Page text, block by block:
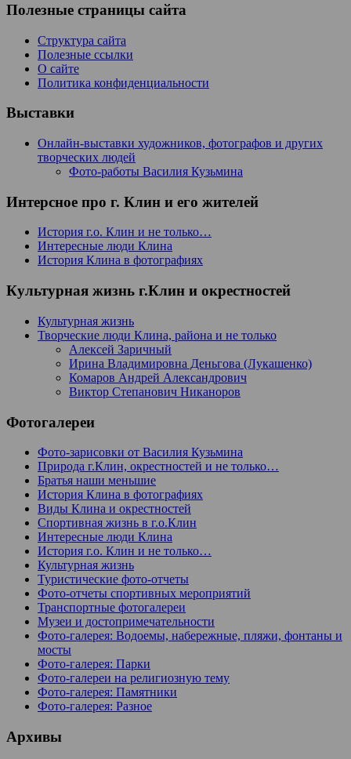
Полезные страницы сайта
Структура сайта
Полезные ссылки
О сайте
Политика конфиденциальности
Выставки
Онлайн-выставки художников, фотографов и других
творческих людей
Фото-работы Василия Кузьмина
Интерсное про г. Клин и его жителей
История г.о. Клин и не только…
Интересные люди Клина
История Клина в фотографиях
Культурная жизнь г.Клин и окрестностей
Культурная жизнь
Творческие люди Клина, района и не только
Алексей Заричный
Ирина Владимировна Деньгова (Лукашенко)
Комаров Андрей Александрович
Виктор Степанович Никаноров
Фотогалереи
Фото-зарисовки от Василия Кузьмина
Природа г.Клин, окрестностей и не только…
Братья наши меньшие
История Клина в фотографиях
Виды Клина и окрестностей
Спортивная жизнь в г.о.Клин
Интересные люди Клина
История г.о. Клин и не только…
Культурная жизнь
Туристические фото-отчеты
Фото-отчеты спортивных мероприятий
Транспортные фотогалереи
Музеи и достопримечательности
Фото-галерея: Водоемы, набережные, пляжи, фонтаны и
мосты
Фото-галерея: Парки
Фото-галереи на религиозную тему
Фото-галерея: Памятники
Фото-галерея: Разное
Архивы